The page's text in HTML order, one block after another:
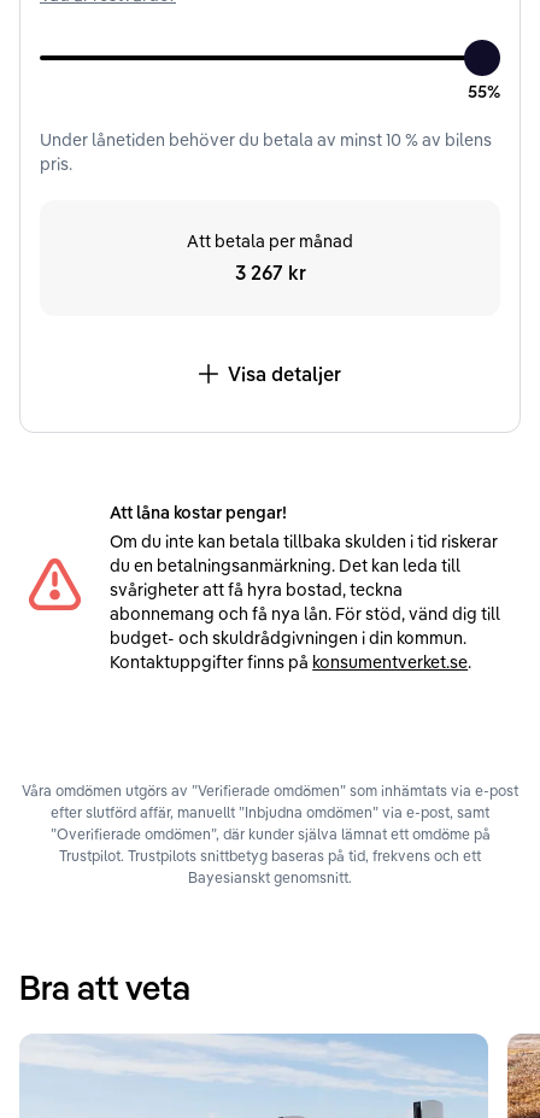
55%
Under lånetiden behöver du betala av minst10% av bilens
pris.
Att betala per månad
3 267 kr
Visa detaljer
Att låna kostar pengar!
Om du inte kan betala tillbaka skulden i tid riskerar
du en betalningsanmärkning. Det kan leda till
svårigheter att få hyra bostad, teckna
abonnemang och få nya lån. För stöd, vänd dig till
budget- och skuldrådgivningen i din kommun.
Kontaktuppgifter finns på konsumentverket.se.
Våra omdömen utgörs av ”Verifierade omdömen” som inhämtats via e-post
efter slutförd affär, manuellt ”Inbjudna omdömen” via e-post, samt
”Overifierade omdömen”, där kunder själva lämnat ett omdöme på
Trustpilot. Trustpilots snittbetyg baseras på tid, frekvens och ett
Bayesianskt genomsnitt.
Bra att veta